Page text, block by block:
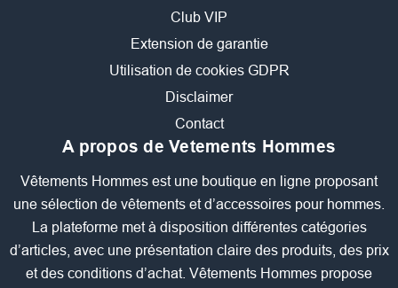
Club VIP
Extension de garantie
Utilisation de cookies GDPR
Disclaimer
Contact
A propos de Vetements Hommes
Vêtements Hommes est une boutique en ligne proposant
une sélection de vêtements et d’accessoires pour hommes.
La plateforme met à disposition différentes catégories
d’articles, avec une présentation claire des produits, des prix
et des conditions d’achat. Vêtements Hommes propose